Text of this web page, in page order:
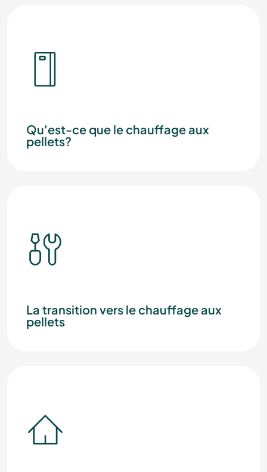
Qu'est-ce que le chauffage aux
pellets?
La transition vers le chauffage aux
pellets